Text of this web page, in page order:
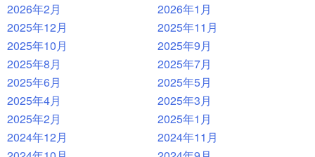
2026年2月
2026年1月
2025年12月
2025年11月
2025年10月
2025年9月
2025年8月
2025年7月
2025年6月
2025年5月
2025年4月
2025年3月
2025年2月
2025年1月
2024年12月
2024年11月